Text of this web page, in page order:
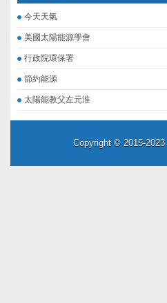
今天天氣
美國太陽能源學會
行政院環保署
節約能源
太陽能教父左元淮
Copyright © 2015-2023